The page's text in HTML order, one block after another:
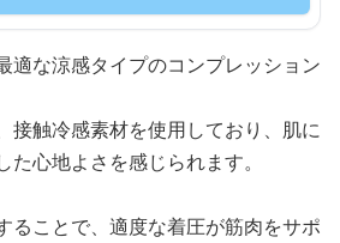
適な涼感タイプのコンプレッション
接触冷感素材を使用しており、肌に
心地よさを感じられます。
ることで、適度な着圧が筋肉をサポ